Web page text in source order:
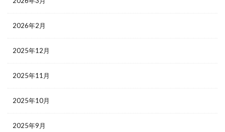
2026年2月
2025年12月
2025年11月
2025年10月
2025年9月